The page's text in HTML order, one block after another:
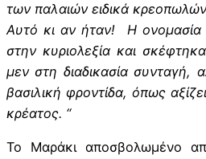
των παλαιών ειδικά
Αυτό κι αν ήταν! Η
στην κυριολεξία και
μεν στη διαδικασία συνταγή,
βασιλική φροντίδα, όπως
κρέατος. “
Το Μαράκι αποσβολωμένο